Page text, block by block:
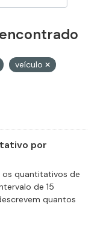
veículo
por
os quantitativos de
de 15
quantos